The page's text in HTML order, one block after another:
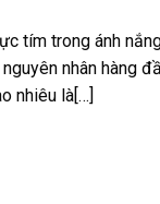
tím trong ánh
nhân hàng
nhiêu là[…]